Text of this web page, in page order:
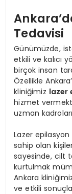
Tedavisi
Günümüzde,
etkili ve kalıcı
birçok insan
Özellikle
kliniğimiz lazer
hizmet
uzman
Lazer epilasyon
sahip olan
sayesinde, cilt
kurtulmak
Ankara
ve etkili